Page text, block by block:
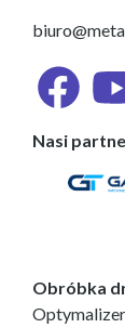
Nasi
Obróbka